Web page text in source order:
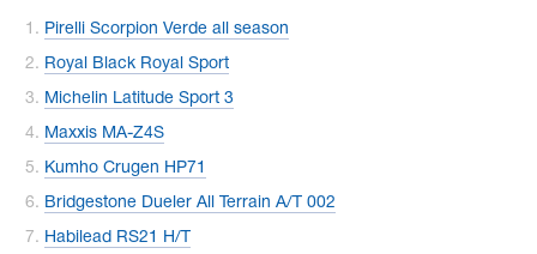
Pirelli Scorpion Verde all season
Royal Black Royal Sport
Michelin Latitude Sport 3
Maxxis MA-Z4S
Kumho Crugen HP71
Bridgestone Dueler All Terrain A/T 002
Habilead RS21 H/T